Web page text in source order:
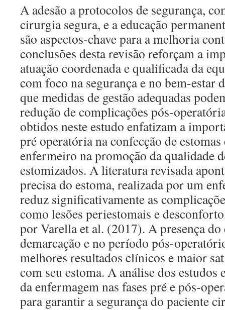
A adesão a protocolos de segurança,
cirurgia segura, e a educação
são aspectos-chave para a melhoria
conclusões desta revisão reforçam a
atuação coordenada e qualificada da
com foco na segurança e no bem-estar
que medidas de gestão adequadas
redução de complicações pós-
obtidos neste estudo enfatizam a
pré operatória na confecção de
enfermeiro na promoção da qualidade
estomizados. A literatura revisada
precisa do estoma, realizada por um
reduz significativamente as
como lesões periestomais e
por Varella et al. (2017). A presença
demarcação e no período pós-
melhores resultados clínicos e maior
com seu estoma. A análise dos estudos
da enfermagem nas fases pré e pós-
para garantir a segurança do paciente